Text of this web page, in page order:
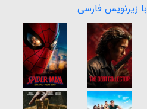
با زیرنویس فارسی